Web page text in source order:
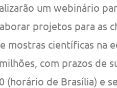
um webinário
projetos para as
mostras científicas na
com prazos de
(horário de Brasília) e